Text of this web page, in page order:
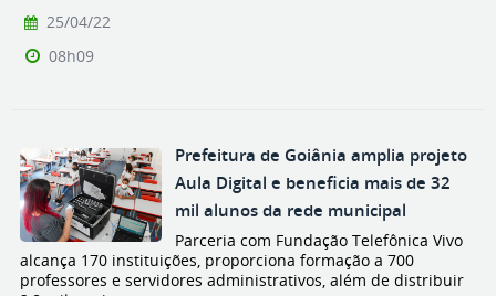
25/04/22
08h09
Prefeitura de Goiânia amplia projeto
Aula Digital e beneficia mais de 32
mil alunos da rede municipal
Parceria com Fundação Telefônica Vivo
alcança 170 instituições, proporciona formação a 700
professores e servidores administrativos, além de distribuir